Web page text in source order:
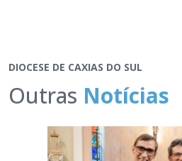
DIOCESE DE CAXIAS DO SUL
Outras Notícias